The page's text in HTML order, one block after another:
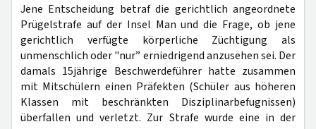
Jene Entscheidung betraf die gerichtlich angeordnete
Prügelstrafe auf der Insel Man und die Frage, ob jene
gerichtlich verfügte körperliche Züchtigung als
unmenschlich oder "nur” erniedrigend anzusehen sei. Der
damals 15jährige Beschwerdeführer hatte zusammen
mit Mitschülern einen Präfekten (Schüler aus höheren
Klassen mit beschränkten Disziplinarbefugnissen)
überfallen und verletzt. Zur Strafe wurde eine in der